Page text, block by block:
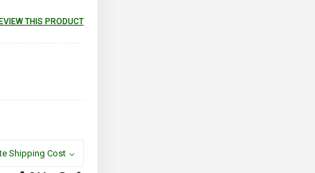
THIS PRODUCT
Shipping Cost